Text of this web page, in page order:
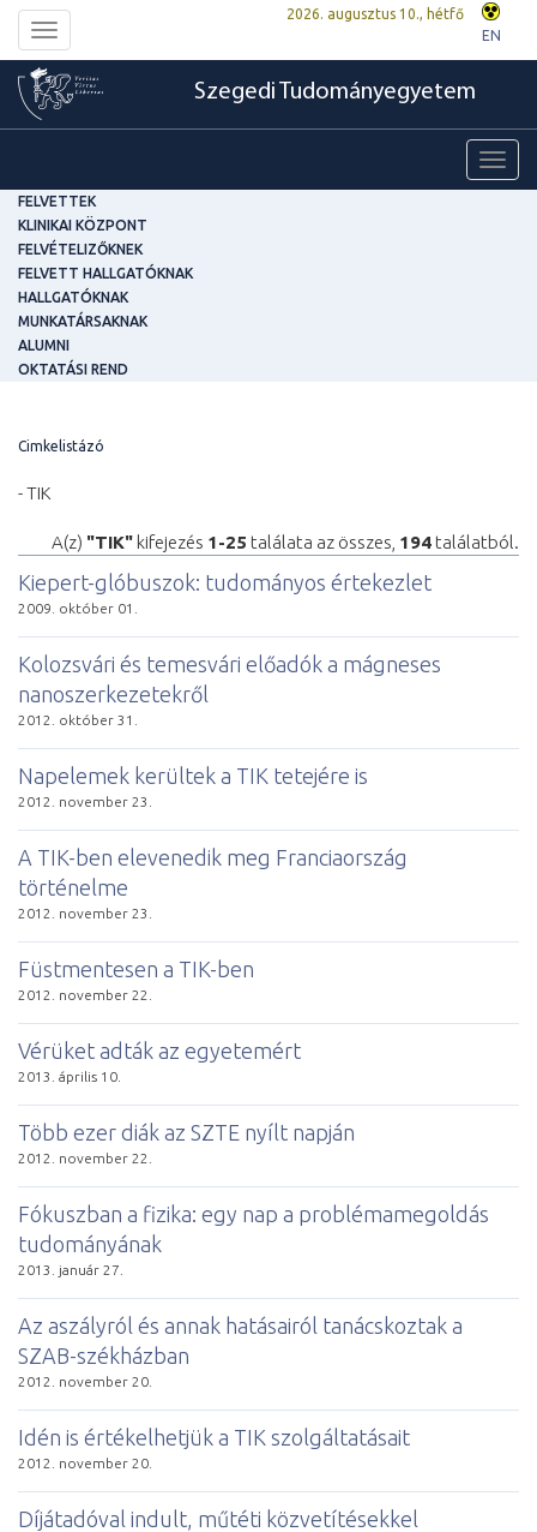
Toggle
navigation
2026. augusztus 10., hétfő
EN
Szegedi Tudományegyetem
FELVETTEK
KLINIKAI KÖZPONT
FELVÉTELIZŐKNEK
FELVETT HALLGATÓKNAK
HALLGATÓKNAK
MUNKATÁRSAKNAK
ALUMNI
OKTATÁSI REND
Cimkelistázó
- TIK
A(z) "TIK" kifejezés 1-25 találata az összes, 194 találatból.
Kiepert-glóbuszok: tudományos értekezlet
2009. október 01.
Kolozsvári és temesvári előadók a mágneses
nanoszerkezetekről
2012. október 31.
Napelemek kerültek a TIK tetejére is
2012. november 23.
A TIK-ben elevenedik meg Franciaország
történelme
2012. november 23.
Füstmentesen a TIK-ben
2012. november 22.
Vérüket adták az egyetemért
2013. április 10.
Több ezer diák az SZTE nyílt napján
2012. november 22.
Fókuszban a fizika: egy nap a problémamegoldás
tudományának
2013. január 27.
Az aszályról és annak hatásairól tanácskoztak a
SZAB-székházban
2012. november 20.
Idén is értékelhetjük a TIK szolgáltatásait
2012. november 20.
Díjátadóval indult, műtéti közvetítésekkel